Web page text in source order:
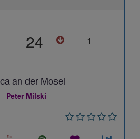
24 1
an der Mosel
Peter Milski